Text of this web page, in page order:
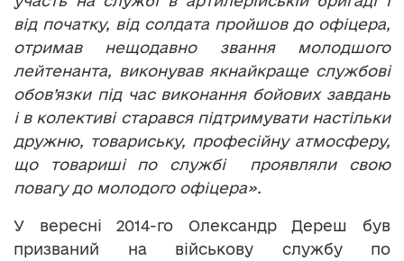
від початку, від солдата пройшов до офіцера,
отримав нещодавно звання молодшого
лейтенанта, виконував якнайкраще службові
обов’язки під час виконання бойових завдань
і в колективі старався підтримувати настільки
дружню, товариську, професійну атмосферу,
що товариші по службі проявляли свою
повагу до молодого офіцера».
У вересні 2014-го Олександр Дереш був
призваний на військову службу по